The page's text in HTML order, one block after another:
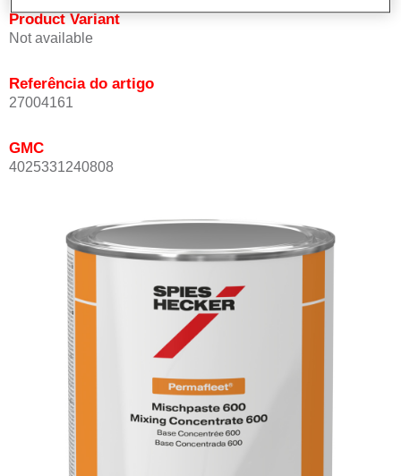
Product Variant
Not available
Referência do artigo
27004161
GMC
4025331240808